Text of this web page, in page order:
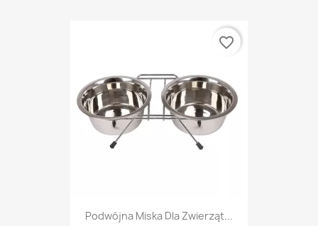
Podwójna Miska Dla Zwierząt...
favorite_border